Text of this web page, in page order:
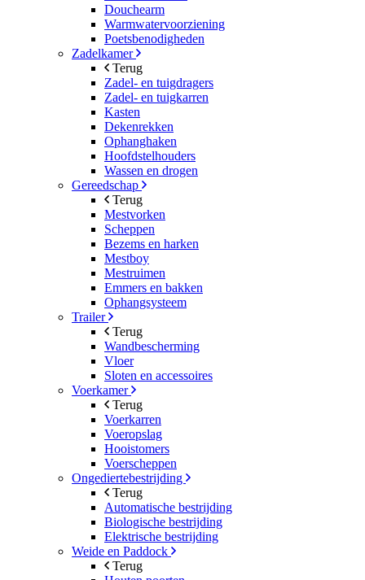
Douchearm
Warmwatervoorziening
Poetsbenodigheden
Zadelkamer
Terug
Zadel- en tuigdragers
Zadel- en tuigkarren
Kasten
Dekenrekken
Ophanghaken
Hoofdstelhouders
Wassen en drogen
Gereedschap
Terug
Mestvorken
Scheppen
Bezems en harken
Mestboy
Mestruimen
Emmers en bakken
Ophangsysteem
Trailer
Terug
Wandbescherming
Vloer
Sloten en accessoires
Voerkamer
Terug
Voerkarren
Voeropslag
Hooistomers
Voerscheppen
Ongediertebestrijding
Terug
Automatische bestrijding
Biologische bestrijding
Elektrische bestrijding
Weide en Paddock
Terug